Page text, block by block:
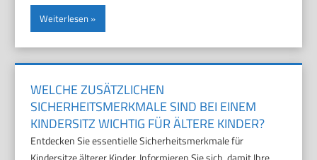
Weiterlesen
WELCHE ZUSÄTZLICHEN
SICHERHEITSMERKMALE SIND BEI EINEM
KINDERSITZ WICHTIG FÜR ÄLTERE KINDER?
Entdecken Sie essentielle Sicherheitsmerkmale für